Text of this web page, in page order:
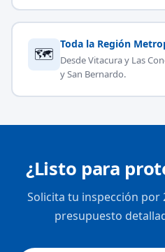
🗺
Toda la Región
Desde Vitacura y Las
y San Bernardo.
¿Listo para
Solicita tu inspección por
presupuesto